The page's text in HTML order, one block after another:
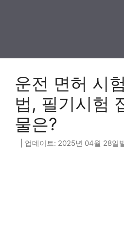
운전 면허 시
법, 필기시험
물은?
2025년 04월 28일